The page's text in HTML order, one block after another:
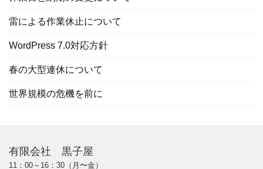
雷による作業休止について
WordPress 7.0対応方針
春の大型連休について
世界規模の危機を前に
有限会社 黒子屋
11：00～16：30（月〜金）